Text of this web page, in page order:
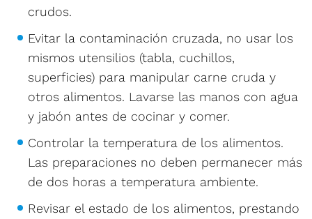
crudos.
Evitar la contaminación cruzada, no usar los
mismos utensilios (tabla, cuchillos,
superficies) para manipular carne cruda y
otros alimentos. Lavarse las manos con agua
y jabón antes de cocinar y comer.
Controlar la temperatura de los alimentos.
Las preparaciones no deben permanecer más
de dos horas a temperatura ambiente.
Revisar el estado de los alimentos, prestando